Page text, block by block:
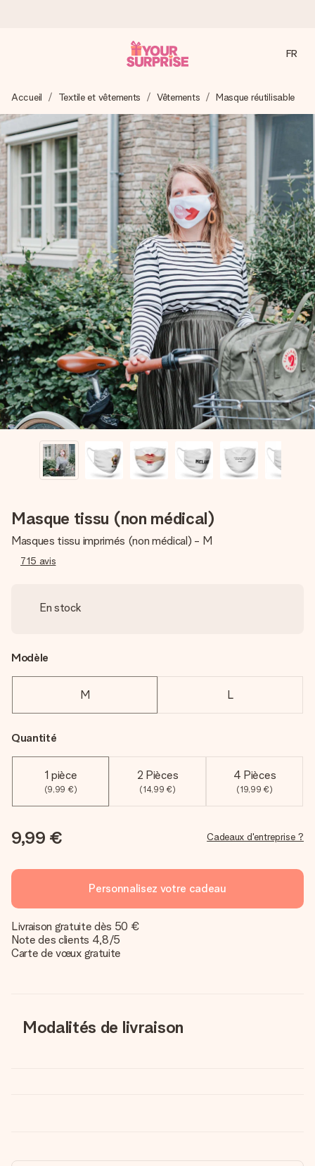
Nous préparons votre cadeau avec attention et l’envoyons
en un éclair – pour que vous puissiez l’offrir au bon moment,
quand cela compte le plus.
4,9 (sur la base de +15 000 avis)
Nos cadeaux sont appréciés. Les clients nous attribuent
une note de 4,9 sur Google Reviews (total de tous les
pays où nous sommes présents).
Carte de vœux gratuite
Créez quelque chose d’unique en quelques étapes – avec
son prénom, votre photo ou un message qui touche le cœur.
Sans complications, juste tout l’amour pour le moment idéal.
FR
Accueil Textile et vêtements Vêtements Masque réutilisable
Masque tissu (non médical)
Masques tissu imprimés (non médical) - M
715 avis
En stock
Modèle
M L
Quantité
1 pièce
(9,99 €)
2 Pièces
(14,99 €)
4 Pièces
(19,99 €)
9,99 € Cadeaux d'entreprise ?
Personnalisez votre cadeau
Livraison gratuite dès 50 €
Note des clients 4,8/5
Carte de vœux gratuite
Modalités de livraison